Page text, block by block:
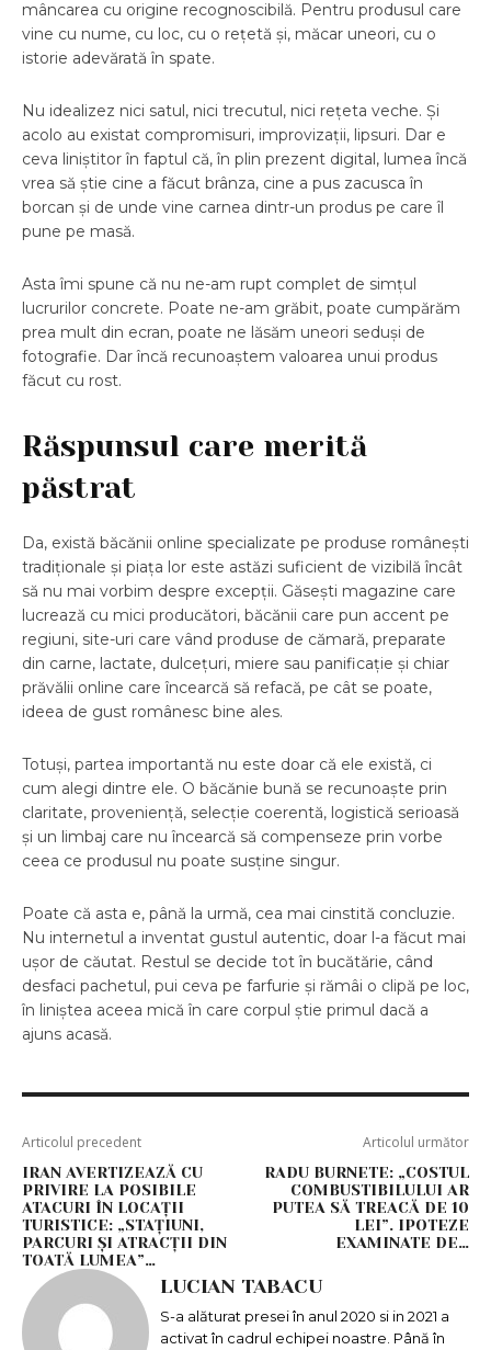
mâncarea cu origine recognoscibilă. Pentru produsul care
vine cu nume, cu loc, cu o rețetă și, măcar uneori, cu o
istorie adevărată în spate.
Nu idealizez nici satul, nici trecutul, nici rețeta veche. Și
acolo au existat compromisuri, improvizații, lipsuri. Dar e
ceva liniștitor în faptul că, în plin prezent digital, lumea încă
vrea să știe cine a făcut brânza, cine a pus zacusca în
borcan și de unde vine carnea dintr-un produs pe care îl
pune pe masă.
Asta îmi spune că nu ne-am rupt complet de simțul
lucrurilor concrete. Poate ne-am grăbit, poate cumpărăm
prea mult din ecran, poate ne lăsăm uneori seduși de
fotografie. Dar încă recunoaștem valoarea unui produs
făcut cu rost.
Răspunsul care merită
păstrat
Da, există băcănii online specializate pe produse românești
tradiționale și piața lor este astăzi suficient de vizibilă încât
să nu mai vorbim despre excepții. Găsești magazine care
lucrează cu mici producători, băcănii care pun accent pe
regiuni, site-uri care vând produse de cămară, preparate
din carne, lactate, dulcețuri, miere sau panificație și chiar
prăvălii online care încearcă să refacă, pe cât se poate,
ideea de gust românesc bine ales.
Totuși, partea importantă nu este doar că ele există, ci
cum alegi dintre ele. O băcănie bună se recunoaște prin
claritate, proveniență, selecție coerentă, logistică serioasă
și un limbaj care nu încearcă să compenseze prin vorbe
ceea ce produsul nu poate susține singur.
Poate că asta e, până la urmă, cea mai cinstită concluzie.
Nu internetul a inventat gustul autentic, doar l-a făcut mai
ușor de căutat. Restul se decide tot în bucătărie, când
desfaci pachetul, pui ceva pe farfurie și rămâi o clipă pe loc,
în liniștea aceea mică în care corpul știe primul dacă a
ajuns acasă.
Articolul precedent
IRAN AVERTIZEAZĂ CU
PRIVIRE LA POSIBILE
ATACURI ÎN LOCAȚII
TURISTICE: „STAȚIUNI,
PARCURI ȘI ATRACȚII DIN
TOATĂ LUMEA”…
Articolul următor
RADU BURNETE: „COSTUL
COMBUSTIBILULUI AR
PUTEA SĂ TREACĂ DE 10
LEI”. IPOTEZE
EXAMINATE DE…
LUCIAN TABACU
S-a alăturat presei în anul 2020 si in 2021 a
activat în cadrul echipei noastre. Până în